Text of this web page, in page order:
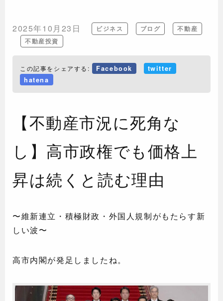
2025年10月23日 ビジネス ブログ
不動産
不動産投資
この記事をシェアする: Facebook
twitter
hatena
【不動産市況に死角な
し】高市政権でも価格上
昇は続くと読む理由
〜維新連立・積極財政・外国人規制がもたらす新
しい波〜
高市内閣が発足しましたね。